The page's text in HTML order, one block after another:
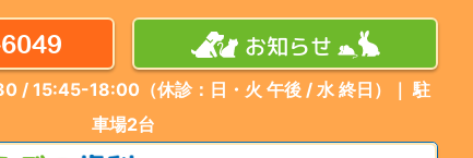
お知らせ
/ 15:45-18:00（休診：日・火 午後 / 水 終日）｜ 駐
車場2台